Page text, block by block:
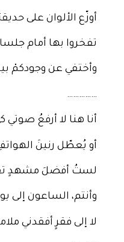
أوزّع الألوان على
تفخروا بها أمام
وأختفي عن وجودكمْ
……………
أنا هنا لا أرفعُ صوتي
أو يُعطّل رنينَ
لستُ أفضلَ مشهدٍ
وأنتم، الساعون إلى
لا إلى فقرٍ أفقدني